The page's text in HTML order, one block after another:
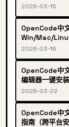
2026-03-15
OpenCode中
Win/Mac/
2026-03-16
OpenCode中
编辑器一键安
2026-03-22
OpenCode中
指南（跨平台